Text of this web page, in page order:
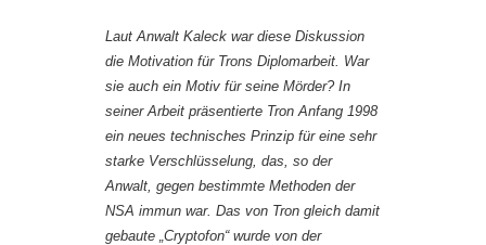
Laut Anwalt Kaleck war diese Diskussion
die Motivation für Trons Diplomarbeit. War
sie auch ein Motiv für seine Mörder? In
seiner Arbeit präsentierte Tron Anfang 1998
ein neues technisches Prinzip für eine sehr
starke Verschlüsselung, das, so der
Anwalt, gegen bestimmte Methoden der
NSA immun war. Das von Tron gleich damit
gebaute „Cryptofon“ wurde von der